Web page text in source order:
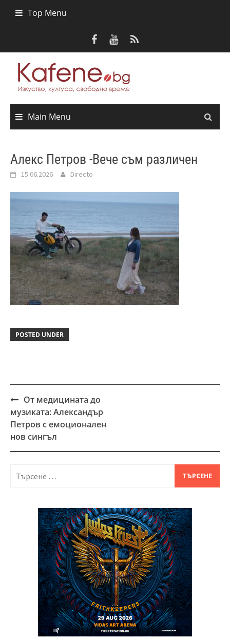
Top Menu
Main Menu
Алекс Петров -Вече съм различен
15.06.2026 Directo
POSTED UNDER
Post
navigation
От медицината до
музиката: Александър
Петров с емоционален
нов сингъл
за: